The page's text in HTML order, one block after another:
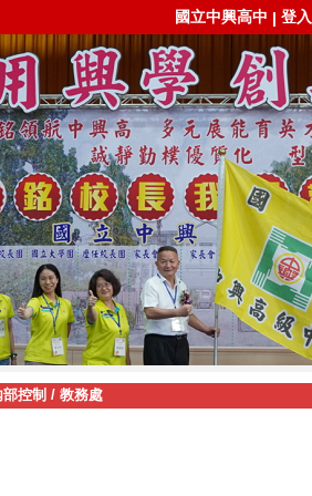
國立中興高中 | 登入
控制 / 教務處